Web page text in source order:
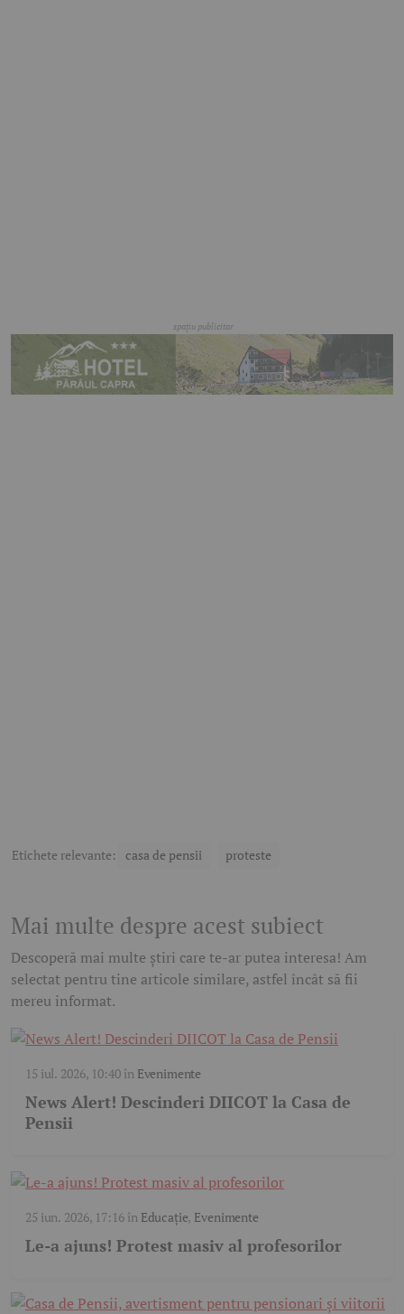
Etichete relevante: casa de pensii proteste
Mai multe despre acest subiect
Descoperă mai multe știri care te-ar putea interesa! Am
selectat pentru tine articole similare, astfel încât să fii
mereu informat.
15 iul. 2026, 10:40în Evenimente
News Alert! Descinderi DIICOT la Casa de
Pensii
25 iun. 2026, 17:16în Educație, Evenimente
Le-a ajuns! Protest masiv al profesorilor